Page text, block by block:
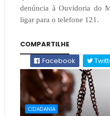
denúncia à Ouvidoria do
ligar para o telefone 121.
COMPARTILHE
Facebook
CIDADANIA